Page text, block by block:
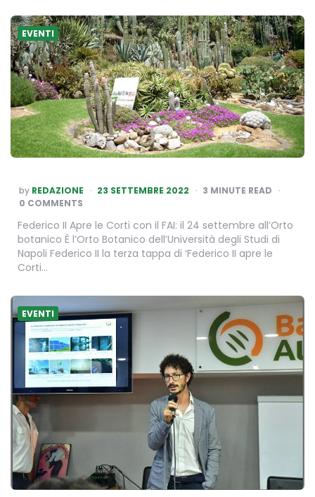
EVENTI
POSTED
BY
by REDAZIONE 23 SETTEMBRE 2022 3 MINUTE READ
0 COMMENTS
Federico II Apre le Corti con il FAI: il 24 settembre all’Orto
botanico È l’Orto Botanico dell’Università degli Studi di
Napoli Federico II la terza tappa di ‘Federico II apre le
Corti…
EVENTI